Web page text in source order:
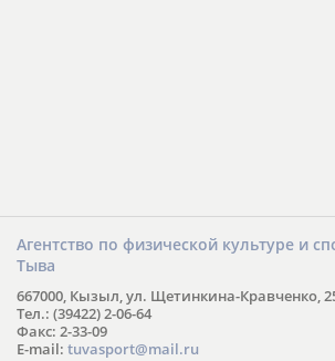
Агентство по физической культуре и
Тыва
667000, Кызыл, ул. Щетинкина-Кравченко,
Тел.: (39422) 2-06-64
Факс: 2-33-09
E-mail: tuvasport@mail.ru